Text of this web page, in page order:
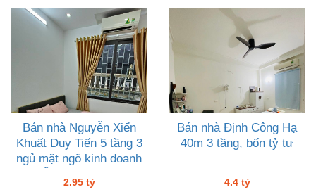
Bán nhà Nguyễn Xiển
Khuất Duy Tiến 5 tầng 3
ngủ mặt ngõ kinh doanh
2.95 tỷ
Bán nhà Định Công Hạ
40m 3 tầng, bốn tỷ tư
4.4 tỷ